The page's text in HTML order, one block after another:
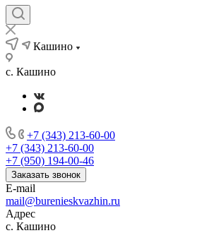
Кашино
с. Кашино
+7 (343) 213-60-00
+7 (343) 213-60-00
+7 (950) 194-00-46
Заказать звонок
E-mail
mail@burenieskvazhin.ru
Адрес
с. Кашино